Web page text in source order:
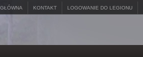
KONTAKT LOGOWANIE DO LEGIONU